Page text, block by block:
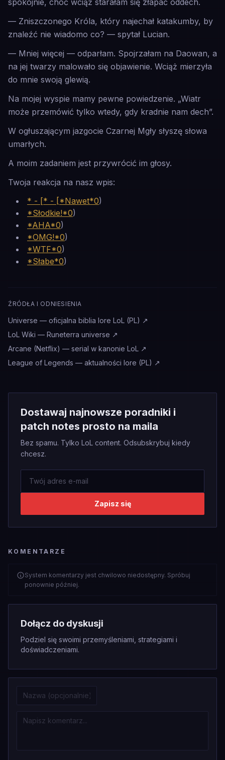
spokojnie, choć wciąż starałam się złapać oddech.
— Zniszczonego Króla, który najechał katakumby, by
znaleźć nie wiadomo co? — spytał Lucian.
— Mniej więcej — odparłam. Spojrzałam na Daowan, a
na jej twarzy malowało się objawienie. Wciąż mierzyła
do mnie swoją glewią.
Na mojej wyspie mamy pewne powiedzenie. „Wiatr
może przemówić tylko wtedy, gdy kradnie nam dech”.
W ogłuszającym jazgocie Czarnej Mgły słyszę słowa
umarłych.
A moim zadaniem jest przywrócić im głosy.
Twoja reakcja na nasz wpis:
* - [* - [*Nawet*0)
*Słodkie!*0)
*AHA*0)
*OMG!*0)
*WTF*0)
*Słabe*0)
ŹRÓDŁA I ODNIESIENIA
Universe — oficjalna biblia lore LoL (PL) ↗
LoL Wiki — Runeterra universe ↗
Arcane (Netflix) — serial w kanonie LoL ↗
League of Legends — aktualności lore (PL) ↗
Dostawaj najnowsze poradniki i
patch notes prosto na maila
Bez spamu. Tylko LoL content. Odsubskrybuj kiedy
chcesz.
Zapisz się
KOMENTARZE
System komentarzy jest chwilowo niedostępny. Spróbuj
ponownie później.
Dołącz do dyskusji
Podziel się swoimi przemyśleniami, strategiami i
doświadczeniami.